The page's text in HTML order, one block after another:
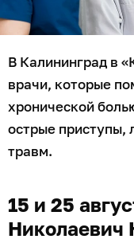
В Калининград в
врачи, которые
хронической
острые приступы,
травм.
15 и 25
Николаевич